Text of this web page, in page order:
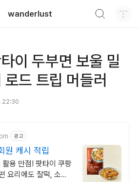
wanderlust
이 두부면 보울 밀
드 트립 머들러
22:30
광고
원 캐시 적립
용 만점! 팟타이 쿠팡
요리에도 찰떡, 소스